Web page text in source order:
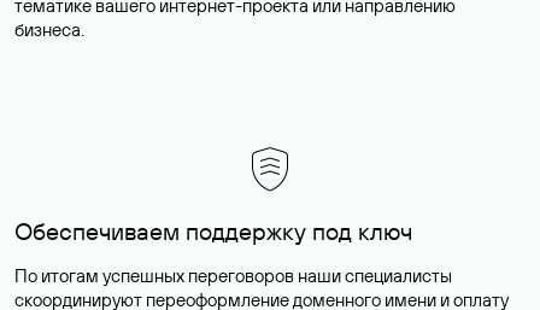
тематике вашего интернет-проекта или направлению
бизнеса.
Обеспечиваем поддержку под ключ
По итогам успешных переговоров наши специалисты
скоординируют переоформление доменного имени и оплату